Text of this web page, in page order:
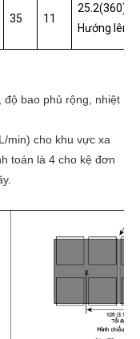
35 11
25.2(360)
Hướng lên/
độ bao phủ rộng, nhiệt
min) cho khu vực xa
toán là 4 cho kệ đơn